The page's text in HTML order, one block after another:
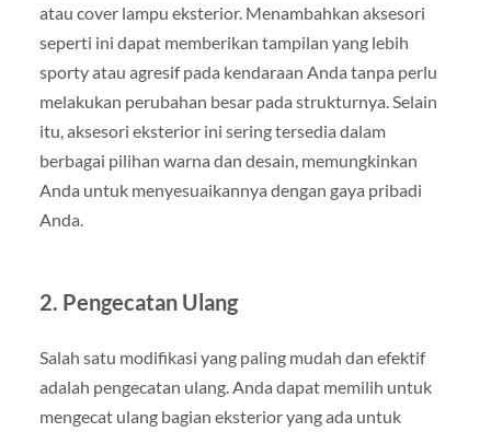
atau cover lampu eksterior. Menambahkan aksesori
seperti ini dapat memberikan tampilan yang lebih
sporty atau agresif pada kendaraan Anda tanpa perlu
melakukan perubahan besar pada strukturnya. Selain
itu, aksesori eksterior ini sering tersedia dalam
berbagai pilihan warna dan desain, memungkinkan
Anda untuk menyesuaikannya dengan gaya pribadi
Anda.
2. Pengecatan Ulang
Salah satu modifikasi yang paling mudah dan efektif
adalah pengecatan ulang. Anda dapat memilih untuk
mengecat ulang bagian eksterior yang ada untuk